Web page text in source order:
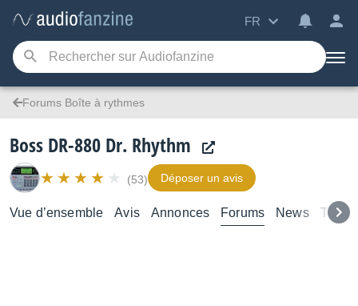
FR
Forums Boîte à rythmes
Boss DR-880 Dr. Rhythm
(53) Déposer un avis
Vue d’ensemble Avis Annonces Forums News